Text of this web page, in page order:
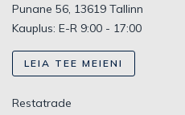
Punane 56, 13619 Tallinn
Kauplus: E-R 9:00 - 17:00
LEIA TEE MEIENI
Restatrade